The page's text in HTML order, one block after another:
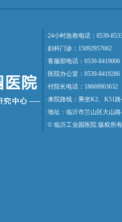
·24小时急救电话：0539-
·妇科门诊：15092957662
·客服部电话：0539-8419006
·医院办公室：0539-8419286
·付院长电话：18669903632
·来院路线：乘坐K2、K51
·地址：临沂市兰山区大山
·© 临沂工业园医院 版权所